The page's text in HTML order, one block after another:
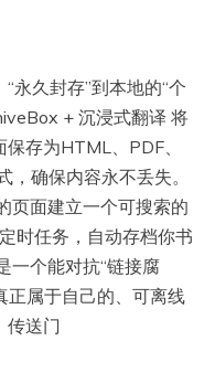
永久封存”到本地的“个
+ 沉浸式翻译 将
存为HTML、PDF、
确保内容永不丢失。
页面建立一个可搜索的
时任务，自动存档你书
一个能对抗“链接腐
正属于自己的、可离线
传送门